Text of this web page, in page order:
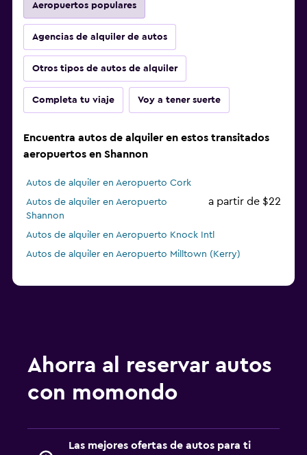
Aeropuertos populares
Agencias de alquiler de autos
Otros tipos de autos de alquiler
Completa tu viaje Voy a tener suerte
Encuentra autos de alquiler en estos transitados
aeropuertos en Shannon
Autos de alquiler en Aeropuerto Cork
Autos de alquiler en Aeropuerto
Shannon
a partir de $22
Autos de alquiler en Aeropuerto Knock Intl
Autos de alquiler en Aeropuerto Milltown (Kerry)
Ahorra al reservar autos
con momondo
Las mejores ofertas de autos para ti